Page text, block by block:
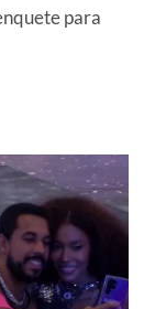
para